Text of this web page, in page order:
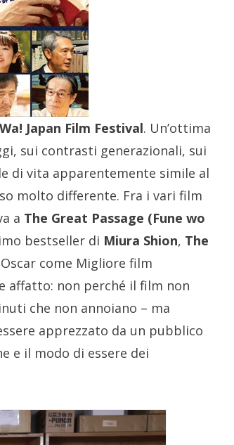
Wa! Japan Film Festival. Un’ottima
sui contrasti generazionali, sui
di vita apparentemente simile al
molto differente. Fra i vari film
a The Great Passage (Fune wo
bestseller di Miura Shion, The
come Migliore film
affatto: non perché il film non
che non annoiano – ma
apprezzato da un pubblico
e il modo di essere dei